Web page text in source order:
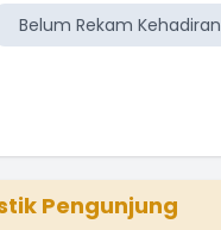
Belum Rekam Kehadiran
Belum Rekam Kehadiran
Pengunjung